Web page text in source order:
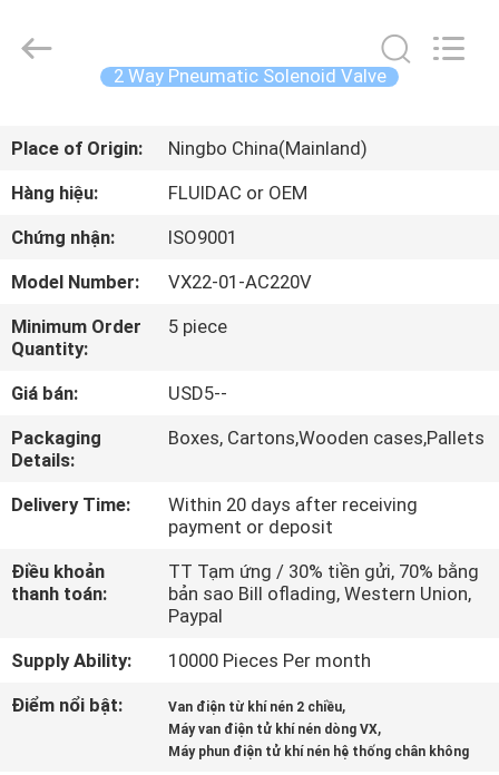
CHỦ
CÁC
SẢN
VỀ
TÔI
THAM
NHÀ
MÁY
FLUID
AUTOMATIC
2 Way Pneumatic Solenoid Valve
Place of Origin:
Ningbo China(Mainland)
Hàng hiệu:
FLUIDAC or OEM
Chứng nhận:
ISO9001
Model Number:
VX22-01-AC220V
Minimum Order
Quantity:
5 piece
Giá bán:
USD5--
Packaging
Details:
Boxes, Cartons,Wooden cases,Pallets
Delivery Time:
Within 20 days after receiving
payment or deposit
Điều khoản
thanh toán:
TT Tạm ứng / 30% tiền gửi, 70% bằng
bản sao Bill oflading, Western Union,
Paypal
Supply Ability:
10000 Pieces Per month
Điểm nổi bật:
Van điện từ khí nén 2 chiều,
Máy van điện tử khí nén dòng VX,
Máy phun điện tử khí nén hệ thống chân không